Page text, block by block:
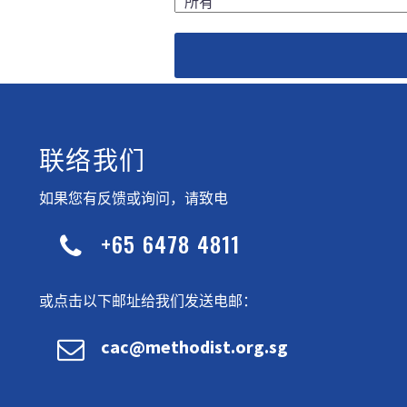
联络我们
如果您有反馈或询问，请致电

 +65 6478 4811
或点击以下邮址给我们发送电邮：

 cac@methodist.org.sg